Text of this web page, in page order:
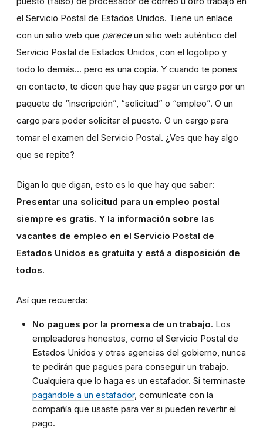
el Servicio Postal de Estados Unidos. Tiene un enlace
con un sitio web que pareceun sitio web auténtico del
Servicio Postal de Estados Unidos, con el logotipo y
todo lo demás... pero es una copia. Y cuando te pones
en contacto, te dicen que hay que pagar un cargo por un
paquete de “inscripción”, “solicitud” o “empleo”. O un
cargo para poder solicitar el puesto. O un cargo para
tomar el examen del Servicio Postal. ¿Ves que hay algo
que se repite?
Digan lo que digan, esto es lo que hay que saber:
Presentar una solicitud para un empleo postal
siempre es gratis. Y la información sobre las
vacantes de empleo en el Servicio Postal de
Estados Unidos es gratuita y está a disposición de
todos.
Así que recuerda:
No pagues por la promesa de un trabajo. Los
empleadores honestos, como el Servicio Postal de
Estados Unidos y otras agencias del gobierno, nunca
te pedirán que pagues para conseguir un trabajo.
Cualquiera que lo haga es un estafador. Si terminaste
pagándole a un estafador, comunícate con la
compañía que usaste para ver si pueden revertir el
pago.